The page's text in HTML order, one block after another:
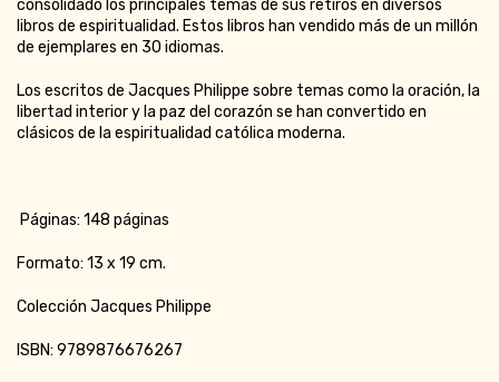
consolidado los principales temas de sus retiros en diversos
libros de espiritualidad. Estos libros han vendido más de un millón
de ejemplares en 30 idiomas.
Los escritos de Jacques Philippe sobre temas como la oración, la
libertad interior y la paz del corazón se han convertido en
clásicos de la espiritualidad católica moderna.
Páginas: 148 páginas
Formato: 13 x 19 cm.
Colección Jacques Philippe
ISBN: 9789876676267